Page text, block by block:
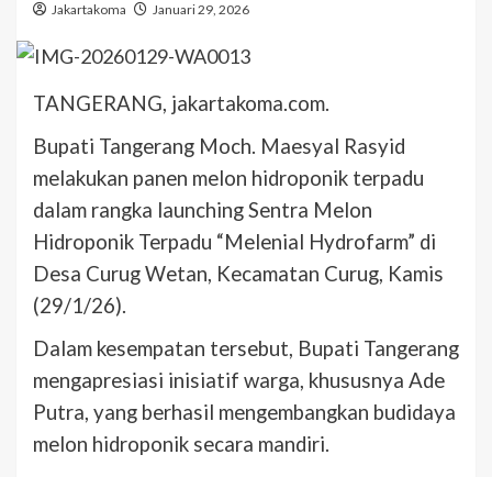
Jakartakoma Januari 29, 2026
TANGERANG, jakartakoma.com.
Bupati Tangerang Moch. Maesyal Rasyid
melakukan panen melon hidroponik terpadu
dalam rangka launching Sentra Melon
Hidroponik Terpadu “Melenial Hydrofarm” di
Desa Curug Wetan, Kecamatan Curug, Kamis
(29/1/26).
Dalam kesempatan tersebut, Bupati Tangerang
mengapresiasi inisiatif warga, khususnya Ade
Putra, yang berhasil mengembangkan budidaya
melon hidroponik secara mandiri.